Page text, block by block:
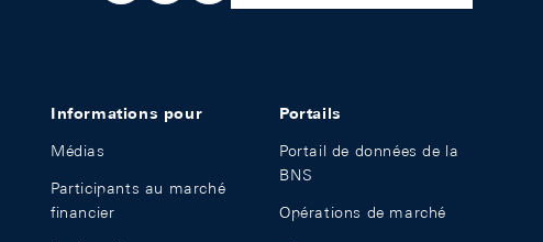
Informations pour
Médias
Participants au marché
financier
Portails
Portail de données de la
BNS
Opérations de marché